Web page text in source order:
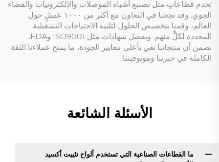
تخدم قطاعاتٍ مثل تصنيع أشباه الموصلات والإلكترونيات والفضاء
الجوي. وقد نجحنا في التعاون مع أكثر من ١٠٠٠ عميلٍ حول
العالم، وقمنا بتخصيص الحلول لتلبية الاحتياجات التشغيلية
المحددة لكلٍّ منهم. وبفضل شهادات مثل ISO9001 وFDA،
نضمن أن منتجاتنا تفي بأعلى معايير الجودة، ما يمنح عملاءنا الثقة
الكاملة في خبرتنا وموثوقيتنا.
الأسئلة الشائعة
ما القطاعات الصناعية التي تستخدم ألواح تثبيت أكسيد